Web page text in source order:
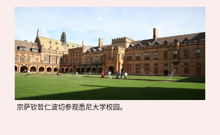
宗萨钦哲仁波切参观悉尼大学校园。